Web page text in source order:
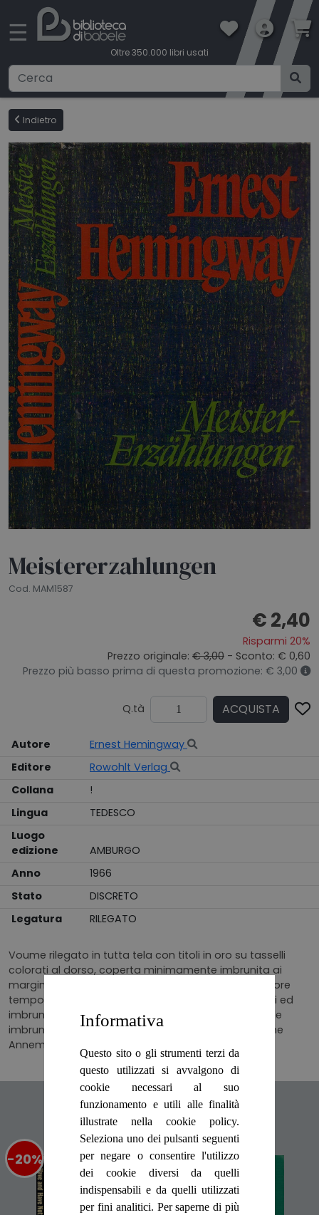
☰
Oltre 350.000 libri usati
Ricerca avanzata
CATEGORIE
CONDIZIONI DI VENDITA
BOOKLOVERS CARD
SPEDIZIONI
CONTATTI
HOME
BLOG
CHI SIAMO
OUTLET
NEWSLETTER
Indietro
Meistererzahlungen
Cod. MAM1587
€ 2,40
Risparmi 20%
Prezzo originale: € 3,00 - Sconto: € 0,60
Prezzo più basso prima di questa promozione: € 3,00
Q.tà ACQUISTA
Autore
Ernest Hemingway
Editore
Rowohlt Verlag
Collana
!
Lingua
TEDESCO
Luogo
edizione
AMBURGO
Anno
1966
Stato
DISCRETO
Legatura
RILEGATO
Voume rilegato in tutta tela con titoli in oro su tasselli
colorati al dorso, coperta minimamente imbrunita ai
margini, sovraccoperta con lievi irregolarità da fattore
tempo ai bordi, alle punte e alle cuffie. Tagli regolari ed
imbruniti, pagine ben salde alla costa e con naturale
imbrunitura. Libro completamente fruibile, traduzione
Annemarie Horschitz-Horst, numero pagine 526
Articoli suggeriti
-20%% -20% %
Informativa
Questo sito o gli strumenti terzi da
questo utilizzati si avvalgono di
cookie necessari al suo
funzionamento e utili alle finalità
illustrate nella cookie policy.
Seleziona uno dei pulsanti seguenti
per negare o consentire l'utilizzo
dei cookie diversi da quelli
indispensabili e da quelli utilizzati
per fini analitici. Per saperne di più